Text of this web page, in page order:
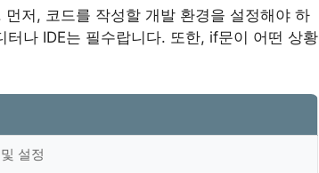
저, 코드를 작성할 개발 환경을 설정해야 하
나 IDE는 필수랍니다. 또한, if문이 어떤 상황
설정